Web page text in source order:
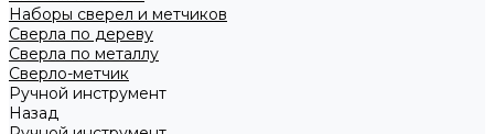
Наборы сверел и метчиков
Сверла по дереву
Сверла по металлу
Сверло-метчик
Ручной инструмент
Назад